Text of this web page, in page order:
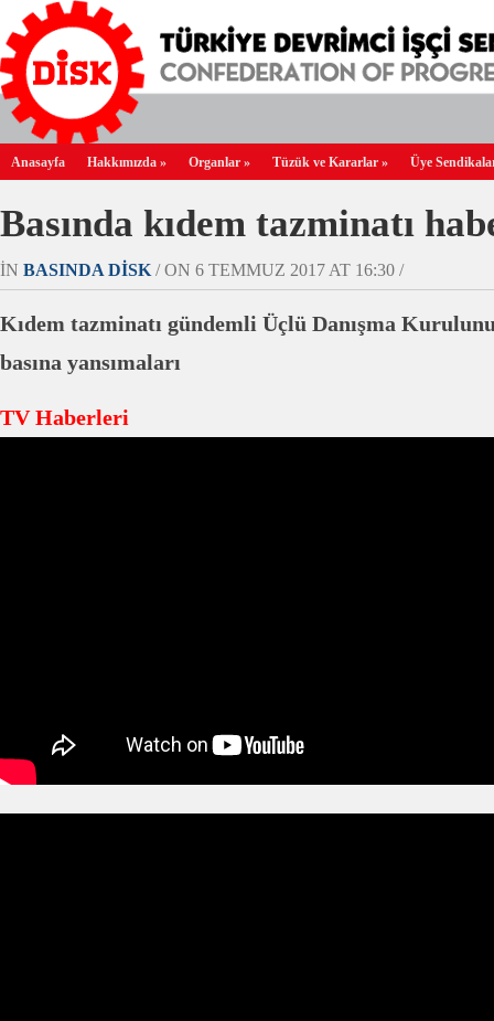
Anasayfa Hakkımızda » Organlar » Tüzük ve Kararlar » Üye
Basında kıdem tazminatı
IN BASINDA DİSK/ ON 6 TEMMUZ 2017 AT 16:30 /
Kıdem tazminatı gündemli Üçlü Danışma
basına yansımaları
TV Haberleri